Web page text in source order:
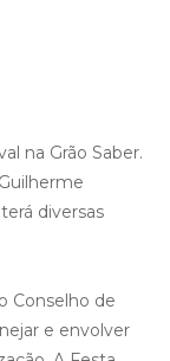
na Grão Saber.
diversas
Conselho de
e envolver